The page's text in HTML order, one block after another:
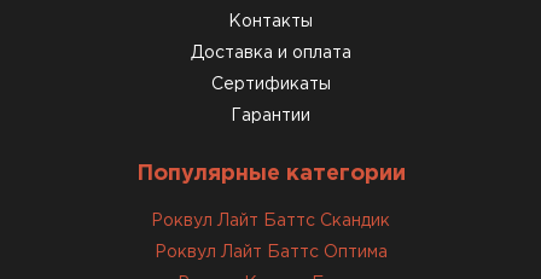
Контакты
Доставка и оплата
Сертификаты
Гарантии
Популярные категории
Роквул Лайт Баттс Скандик
Роквул Лайт Баттс Оптима